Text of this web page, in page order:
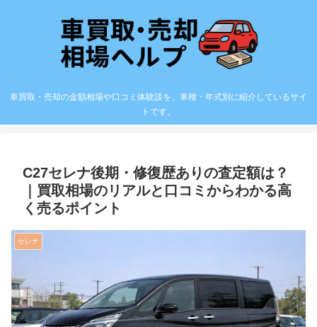
車買取・売却の金額相場や口コミ体験談を、車種・年式別に紹介しているサイ
トです。
C27セレナ後期・修復歴ありの査定額は？
｜買取相場のリアルと口コミからわかる高
く売るポイント
セレナ